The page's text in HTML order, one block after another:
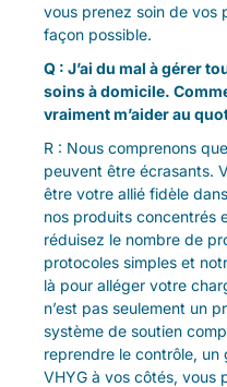
vous prenez soin de vos
façon possible.
Q : J’ai du mal à gérer
soins à domicile.
vraiment m’aider au
R : Nous comprenons
peuvent être écrasants.
être votre allié fidèle
nos produits concentrés
réduisez le nombre de
protocoles simples et
là pour alléger votre
n’est pas seulement un
système de soutien
reprendre le contrôle, un
VHYG à vos côtés, vous